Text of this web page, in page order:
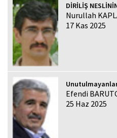
DİRİLİŞ
Nurullah
17 Kas 2025
Efendi
25 Haz 2025